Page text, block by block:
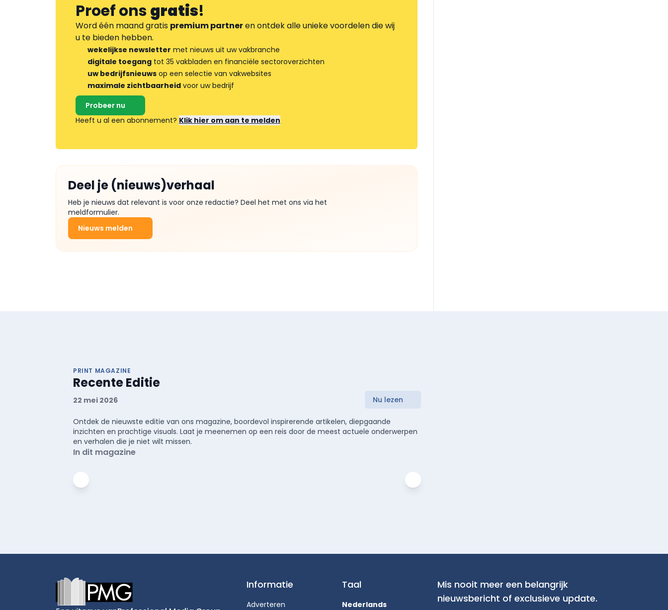
Proef onsgratis!
Word één maand gratis premium partneren ontdek alle unieke voordelen die wij
u te bieden hebben.
wekelijkse newsletter met nieuws uit uw vakbranche
digitale toegang tot 35 vakbladen en financiële sectoroverzichten
uw bedrijfsnieuws op een selectie van vakwebsites
maximale zichtbaarheid voor uw bedrijf
Probeer nu
Heeft u al een abonnement? Klik hier om aan te melden
Deel je (nieuws)verhaal
Heb je nieuws dat relevant is voor onze redactie? Deel het met ons via het
meldformulier.
Nieuws melden
PRINT MAGAZINE
Recente Editie
22 mei 2026 Nu lezen
Ontdek de nieuwste editie van ons magazine, boordevol inspirerende artikelen, diepgaande
inzichten en prachtige visuals. Laat je meenemen op een reis door de meest actuele onderwerpen
en verhalen die je niet wilt missen.
In dit magazine
Informatie
Adverteren
Taal
Nederlands
Mis nooit meer een belangrijk
nieuwsbericht of exclusieve update.